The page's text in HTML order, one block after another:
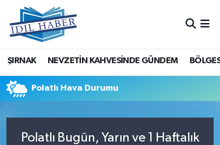
ŞIRNAK NEVZETİN KAHVESİNDE GÜNDEM
Polatlı Hava Durumu
Polatlı Bugün, Yarın ve 1 Haftalık
Nöbetçi Eczaneler
Hava Durumu
Trafik Durumu
Tüm Manşetler